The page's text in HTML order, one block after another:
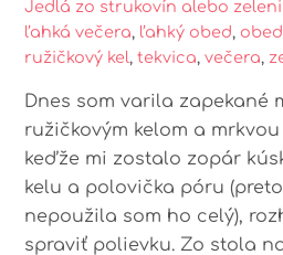
Jedlá zo strukovín alebo
ľahká večera, ľahký obed, obed
ružičkový kel,tekvica,večera,
Dnes som varila zapekané
ružičkovým kelom a
keďže mi zostalo zopár
kelu a polovička póru
nepoužila som ho celý),
spraviť polievku. Zo stola